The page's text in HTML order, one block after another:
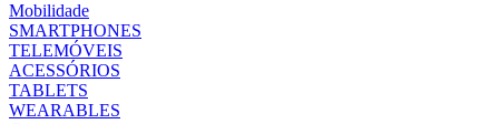
Mobilidade
SMARTPHONES
TELEMÓVEIS
ACESSÓRIOS
TABLETS
WEARABLES